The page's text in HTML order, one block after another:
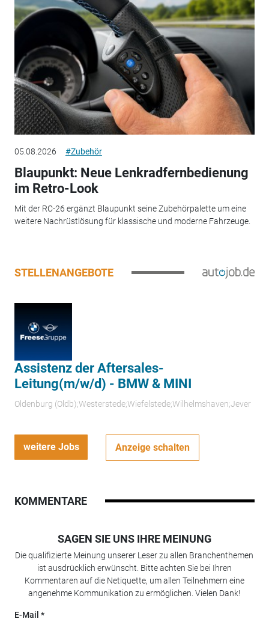
05.08.2026 #Zubehör
Blaupunkt: Neue Lenkradfernbedienung
im Retro-Look
Mit der RC-26 ergänzt Blaupunkt seine Zubehörpalette um eine
weitere Nachrüstlösung für klassische und moderne Fahrzeuge.
STELLENANGEBOTE
Assistenz der Aftersales-
Leitung(m/w/d) - BMW & MINI
Oldenburg (Oldb);Westerstede;Wiefelstede;Wilhelmshaven;Jever
weitere Jobs Anzeige schalten
KOMMENTARE
SAGEN SIE UNS IHRE MEINUNG
Die qualifizierte Meinung unserer Leser zu allen Branchenthemen
ist ausdrücklich erwünscht. Bitte achten Sie bei Ihren
Kommentaren auf die Netiquette, um allen Teilnehmern eine
angenehme Kommunikation zu ermöglichen. Vielen Dank!
E-Mail